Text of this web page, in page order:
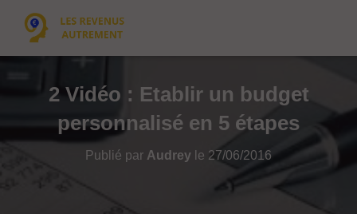
2 Vidéo : Etablir un budget
personnalisé en 5 étapes
Publié par Audrey le 27/06/2016